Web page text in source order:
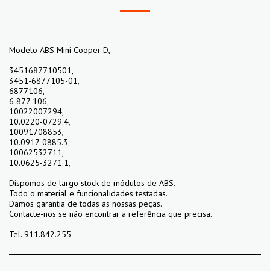
Modelo ABS Mini Cooper D,
3451687710501,
3451-6877105-01,
6877106,
6 877 106,
10022007294,
10.0220-0729.4,
10091708853,
10.0917-0885.3,
10062532711,
10.0625-3271.1,
Dispomos de largo stock de módulos de ABS.
Todo o material e funcionalidades testadas.
Damos garantia de todas as nossas peças.
Contacte-nos se não encontrar a referência que precisa.
Tel. 911.842.255